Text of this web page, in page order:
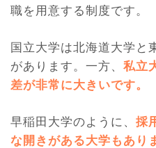
職を用意する制度です。
国立大学は北海道大学と
があります。一方、私立
差が非常に大きいです。
早稲田大学のように、採
な開きがある大学もあり